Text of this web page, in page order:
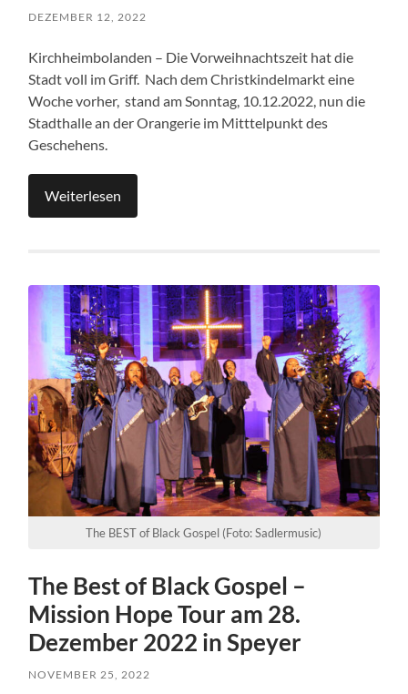
DEZEMBER 12, 2022
Kirchheimbolanden – Die Vorweihnachtszeit hat die
Stadt voll im Griff. Nach dem Christkindelmarkt eine
Woche vorher, stand am Sonntag, 10.12.2022, nun die
Stadthalle an der Orangerie im Mitttelpunkt des
Geschehens.
Weiterlesen
The BEST of Black Gospel (Foto: Sadlermusic)
The Best of Black Gospel –
Mission Hope Tour am 28.
Dezember 2022 in Speyer
NOVEMBER 25, 2022